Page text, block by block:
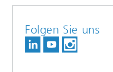
Folgen Sie uns